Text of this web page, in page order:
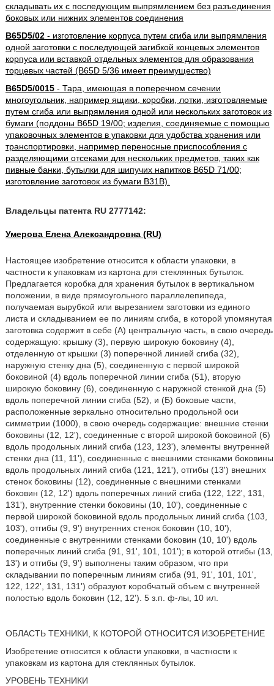
складывать их с последующим выпрямлением без разъединения
боковых или нижних элементов соединения
B65D5/02- изготовление корпуса путем сгиба или выпрямления
одной заготовки с последующей загибкой концевых элементов
корпуса или вставкой отдельных элементов для образования
торцевых частей (B65D 5/36 имеет преимущество)
B65D5/0015- Тара, имеющая в поперечном сечении
многоугольник, например ящики, коробки, лотки, изготовляемые
путем сгиба или выпрямления одной или нескольких заготовок из
бумаги (поддоны B65D 19/00; изделия, соединяемые с помощью
упаковочных элементов в упаковки для удобства хранения или
транспортировки, например переносные приспособления с
разделяющими отсеками для нескольких предметов, таких как
пивные банки, бутылки для шипучих напитков B65D 71/00;
изготовление заготовок из бумаги B31B).
Владельцы патента RU 2777142:
Умерова Елена Александровна (RU)
Настоящее изобретение относится к области упаковки, в
частности к упаковкам из картона для стеклянных бутылок.
Предлагается коробка для хранения бутылок в вертикальном
положении, в виде прямоугольного параллелепипеда,
получаемая вырубкой или вырезанием заготовки из единого
листа и складыванием ее по линиям сгиба, в которой упомянутая
заготовка содержит в себе (А) центральную часть, в свою очередь
содержащую: крышку (3), первую широкую боковину (4),
отделенную от крышки (3) поперечной линией сгиба (32),
наружную стенку дна (5), соединенную с первой широкой
боковиной (4) вдоль поперечной линии сгиба (51), вторую
широкую боковину (6), соединенную с наружной стенкой дна (5)
вдоль поперечной линии сгиба (52), и (Б) боковые части,
расположенные зеркально относительно продольной оси
симметрии (1000), в свою очередь содержащие: внешние стенки
боковины (12, 12'), соединенные с второй широкой боковиной (6)
вдоль продольных линий сгиба (123, 123'), элементы внутренней
стенки дна (11, 11'), соединенные с внешними стенками боковины
вдоль продольных линий сгиба (121, 121'), отгибы (13') внешних
стенок боковины (12), соединенные с внешними стенками
боковин (12, 12') вдоль поперечных линий сгиба (122, 122', 131,
131'), внутренние стенки боковины (10, 10'), соединенные с
первой широкой боковиной вдоль продольных линий сгиба (103,
103'), отгибы (9, 9') внутренних стенок боковин (10, 10'),
соединенные с внутренними стенками боковин (10, 10') вдоль
поперечных линий сгиба (91, 91', 101, 101'); в которой отгибы (13,
13') и отгибы (9, 9') выполнены таким образом, что при
складывании по поперечным линиям сгиба (91, 91', 101, 101',
122, 122', 131, 131') образуют коробчатый объем с внутренней
полостью вдоль боковин (12, 12'). 5 з.п. ф-лы, 10 ил.
ОБЛАСТЬ ТЕХНИКИ, К КОТОРОЙ ОТНОСИТСЯ ИЗОБРЕТЕНИЕ
Изобретение относится к области упаковки, в частности к
упаковкам из картона для стеклянных бутылок.
УРОВЕНЬ ТЕХНИКИ